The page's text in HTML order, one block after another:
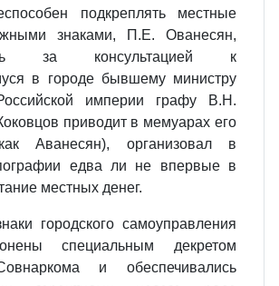
подкреплять местные
знаками, П.Е. Ованесян,
за консультацией к
в городе бывшему министру
империи графу В.Н.
приводит в мемуарах его
Аванесян), организовал в
едва ли не впервые в
местных денег.
городского самоуправления
специальным декретом
и обеспечивались